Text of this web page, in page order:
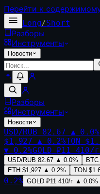
Перейти к
Long/Short
Разборы
Инструменты
Новости
Разборы
Инструменты
Новости
USD/RUB 82.67 ▲ 0.0%
$1,927 ▲ 0.2%TON
▼ 0.2%GOLD ₽11 410/г
USD/RUB 82.67 ▲ 0.0% BTC
ETH $1,927 ▲ 0.2% TON
0.2% GOLD ₽11 410/г ▲ 0.0%